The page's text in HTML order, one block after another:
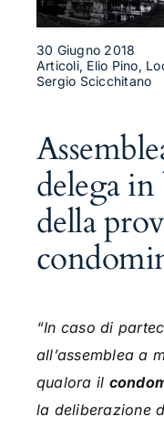
30 Giugno 2018
Articoli, Elio Pino,
Sergio Scicchitano
delega
della
“In caso di
all’assemblea a
qualora il
la deliberazione